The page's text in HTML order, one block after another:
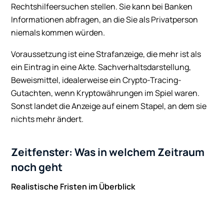
Rechtshilfeersuchen stellen. Sie kann bei Banken
Informationen abfragen, an die Sie als Privatperson
niemals kommen würden.
Voraussetzung ist eine Strafanzeige, die mehr ist als
ein Eintrag in eine Akte. Sachverhaltsdarstellung,
Beweismittel, idealerweise ein Crypto-Tracing-
Gutachten, wenn Kryptowährungen im Spiel waren.
Sonst landet die Anzeige auf einem Stapel, an dem sie
nichts mehr ändert.
Zeitfenster: Was in welchem Zeitraum
noch geht
Realistische Fristen im Überblick